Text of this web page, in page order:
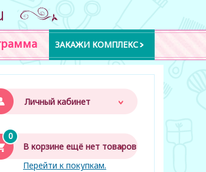
ЗАКАЖИ КОМПЛЕКС
Личный кабинет
0
В корзине ещё нет товаров
Перейти к покупкам.